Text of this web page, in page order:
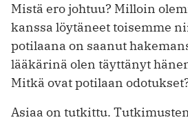
Mistä ero johtuu? Milloin
kanssa löytäneet toisemme
potilaana on saanut
lääkärinä olen täyttänyt
Mitkä ovat potilaan
Asiaa on tutkittu.